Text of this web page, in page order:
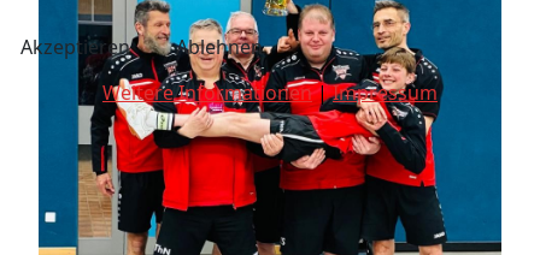
Akzeptieren
Ablehnen
Weitere Informationen|Impressum